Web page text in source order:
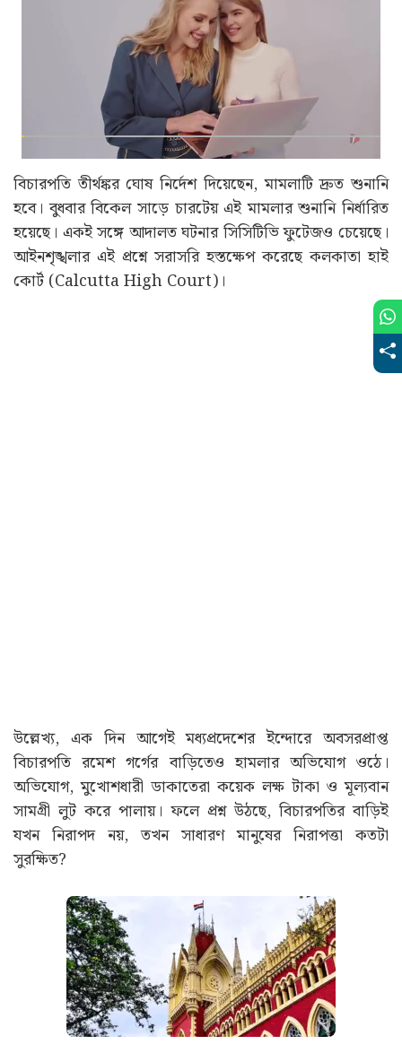
বিচারপতি তীর্থঙ্কর ঘোষ নির্দেশ দিয়েছেন, মামলাটি দ্রুত শুনানি
হবে। বুধবার বিকেল সাড়ে চারটেয় এই মামলার শুনানি নির্ধারিত
হয়েছে। একই সঙ্গে আদালত ঘটনার সিসিটিভি ফুটেজও চেয়েছে।
আইনশৃঙ্খলার এই প্রশ্নে সরাসরি হস্তক্ষেপ করেছে কলকাতা হাই
কোর্ট (Calcutta High Court)।
উল্লেখ্য, এক দিন আগেই মধ্যপ্রদেশের ইন্দোরে অবসরপ্রাপ্ত
বিচারপতি রমেশ গর্গের বাড়িতেও হামলার অভিযোগ ওঠে।
অভিযোগ, মুখোশধারী ডাকাতেরা কয়েক লক্ষ টাকা ও মূল্যবান
সামগ্রী লুট করে পালায়। ফলে প্রশ্ন উঠছে, বিচারপতির বাড়িই
যখন নিরাপদ নয়, তখন সাধারণ মানুষের নিরাপত্তা কতটা
সুরক্ষিত?